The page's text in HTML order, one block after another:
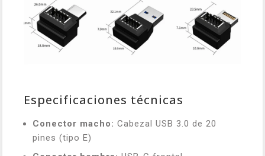
Especificaciones técnicas
Conector macho: Cabezal USB 3.0 de 20
pines (tipo E)